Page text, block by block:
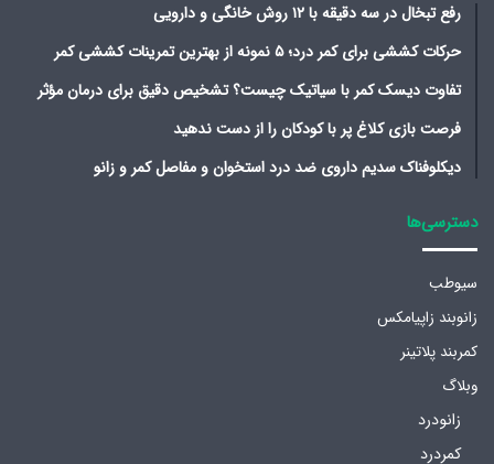
رفع تبخال در سه دقیقه با ۱۲ روش خانگی و دارویی
حرکات کششی برای کمر درد؛ ۵ نمونه از بهترین تمرینات کششی کمر
تفاوت دیسک کمر با سیاتیک چیست؟ تشخیص دقیق برای درمان مؤثر
فرصت بازی کلاغ پر با کودکان را از دست ندهید
دیکلوفناک سدیم داروی ضد درد استخوان و مفاصل کمر و زانو
دسترسی‌ها
سیوطب
زانوبند زاپیامکس
کمربند پلاتینر
وبلاگ
زانودرد
کمردرد